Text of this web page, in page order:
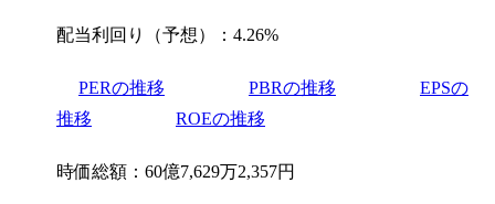
配当利回り（予想）：4.26%
PERの推移 PBRの推移
EPSの
推移
ROEの推移
時価総額：60億7,629万2,357円